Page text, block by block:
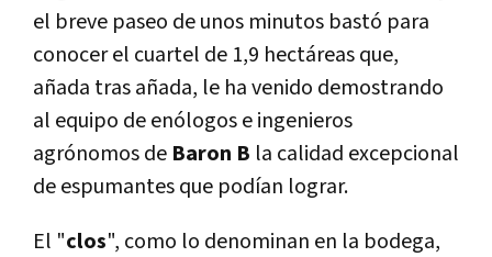
el breve paseo de unos minutos bastó para
conocer el cuartel de 1,9 hectáreas que,
añada tras añada, le ha venido demostrando
al equipo de enólogos e ingenieros
agrónomos de Baron B la calidad excepcional
de espumantes que podían lograr.
El "clos", como lo denominan en la bodega,